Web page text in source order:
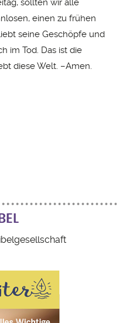
sollten wir alle
einen zu frühen
seine Geschöpfe und
im Tod. Das ist die
diese Welt. –Amen.